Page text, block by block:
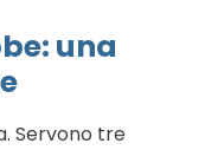
una
Servono tre